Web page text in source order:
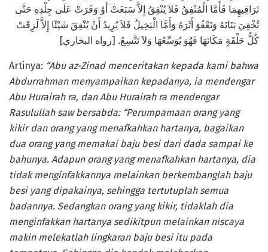
تَرَاقِيهِمَا فَأَمَّا الْمُنْفِقُ فَلاَ يُنْفِقُ إِلاَّ سَبَغَتْ أَوْ وَفَرَتْ عَلَى جِلْدِهِ حَتَّى
تُخْفِيَ بَنَانَهُ وَتَعْفُوَ أَثَرَهُ وَأَمَّا الْبَخِيلُ فَلاَ يُرِيدُ أَنْ يُنْفِقَ شَيْئًا إِلاَّ لَزِقَتْ
كُلُّ حَلْقَةٍ مَكَانَهَا فَهُوَ يُوَسِّعُهَا وَلاَ تَتَّسِعُ. [رواه البخاري]
Artinya: “Abu az-Zinad menceritakan kepada kami bahwa
Abdurrahman menyampaikan kepadanya, ia mendengar
Abu Hurairah ra, dan Abu Hurairah ra mendengar
Rasulullah saw bersabda: “Perumpamaan orang yang
kikir dan orang yang menafkahkan hartanya, bagaikan
dua orang yang memakai baju besi dari dada sampai ke
bahunya. Adapun orang yang menafkahkan hartanya, dia
tidak menginfakkannya melainkan berkembanglah baju
besi yang dipakainya, sehingga tertutuplah semua
badannya. Sedangkan orang yang kikir, tidaklah dia
menginfakkan hartanya sedikitpun melainkan niscaya
makin melekatlah lingkaran baju besi itu pada